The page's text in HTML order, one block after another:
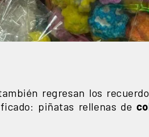
regresan los
piñatas rellenas de